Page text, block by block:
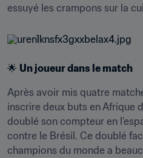
essuyé les crampons sur la
🌟 Un joueur dans le match
Après avoir mis quatre
inscrire deux buts en Afrique
doublé son compteur en
contre le Brésil. Ce doublé
champions du monde a